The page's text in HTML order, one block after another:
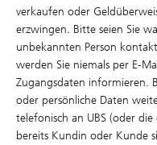
verkaufen oder
erzwingen. Bitte seien Sie
unbekannten Person
werden Sie niemals per E-
Zugangsdaten informieren.
oder persönliche Daten
telefonisch an UBS (oder
bereits Kundin oder Kunde